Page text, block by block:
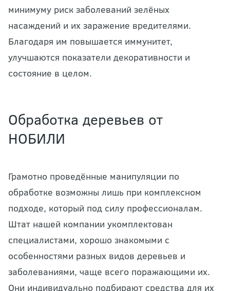
минимуму риск заболеваний зелёных
насаждений и их заражение вредителями.
Благодаря им повышается иммунитет,
улучшаются показатели декоративности и
состояние в целом.
Обработка деревьев от
НОБИЛИ
Грамотно проведённые манипуляции по
обработке возможны лишь при комплексном
подходе, который под силу профессионалам.
Штат нашей компании укомплектован
специалистами, хорошо знакомыми с
особенностями разных видов деревьев и
заболеваниями, чаще всего поражающими их.
Они индивидуально подбирают средства для их